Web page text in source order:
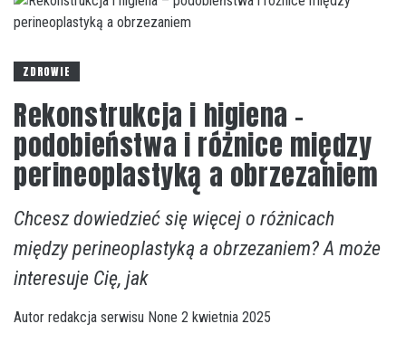
ZDROWIE
Rekonstrukcja i higiena –
podobieństwa i różnice między
perineoplastyką a obrzezaniem
Chcesz dowiedzieć się więcej o różnicach
między perineoplastyką a obrzezaniem? A może
interesuje Cię, jak
Autor redakcja serwisu None 2 kwietnia 2025